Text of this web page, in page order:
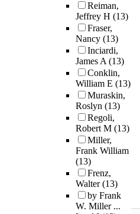
Reiman,
Jeffrey H (13)
Fraser,
Nancy (13)
Inciardi,
James A(13)
Conklin,
William E (13)
Muraskin,
Roslyn (13)
Regoli,
Robert M (13)
Miller,
Frank William
(13)
Frenz,
Walter(13)
by Frank
W. Miller ...